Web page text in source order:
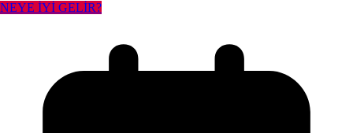
NEYE İYİ GELİR?